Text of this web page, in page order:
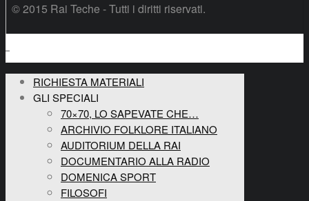
© 2015 Rai Teche - Tutti i diritti riservati.
RICHIESTA MATERIALI
GLI SPECIALI
70×70, LO SAPEVATE CHE…
ARCHIVIO FOLKLORE ITALIANO
AUDITORIUM DELLA RAI
DOCUMENTARIO ALLA RADIO
DOMENICA SPORT
FILOSOFI